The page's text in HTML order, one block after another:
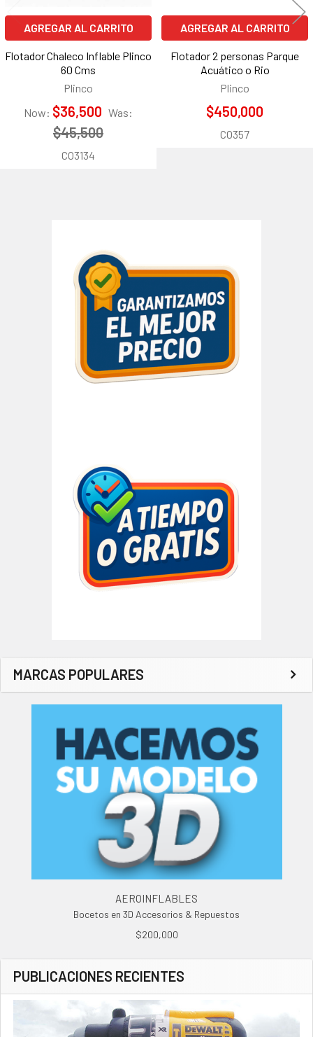
MARCAS POPULARES
AEROINFLABLES
Bocetos en 3D Accesorios & Repuestos
$200,000
PUBLICACIONES RECIENTES
AGREGAR AL CARRITO
Flotador Chaleco Inflable Plinco
60 Cms
Plinco
Now: $36,500 Was:
$45,500
CO3134
AGREGAR AL CARRITO
Flotador 2 personas Parque
Acuático o Rio
Plinco
$450,000
CO357